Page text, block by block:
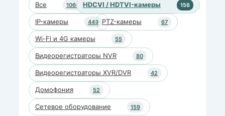
Все 1060 HDCVI / HDTVI-камеры 156
IP-камеры 449 PTZ-камеры 67
Wi-Fi и 4G камеры 55
Видеорегистраторы NVR 80
Видеорегистраторы XVR/DVR 42
Домофония 52
Сетевое оборудование 159